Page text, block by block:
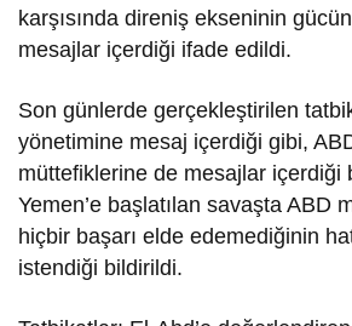
karşısında direniş ekseninin
mesajlar içerdiği ifade edildi.
Son günlerde gerçekleştirilen
yönetimine mesaj içerdiği gibi,
müttefiklerine de mesajlar içerdiği
Yemen’e başlatılan savaşta ABD
hiçbir başarı elde edemediğinin
istendiği bildirildi.